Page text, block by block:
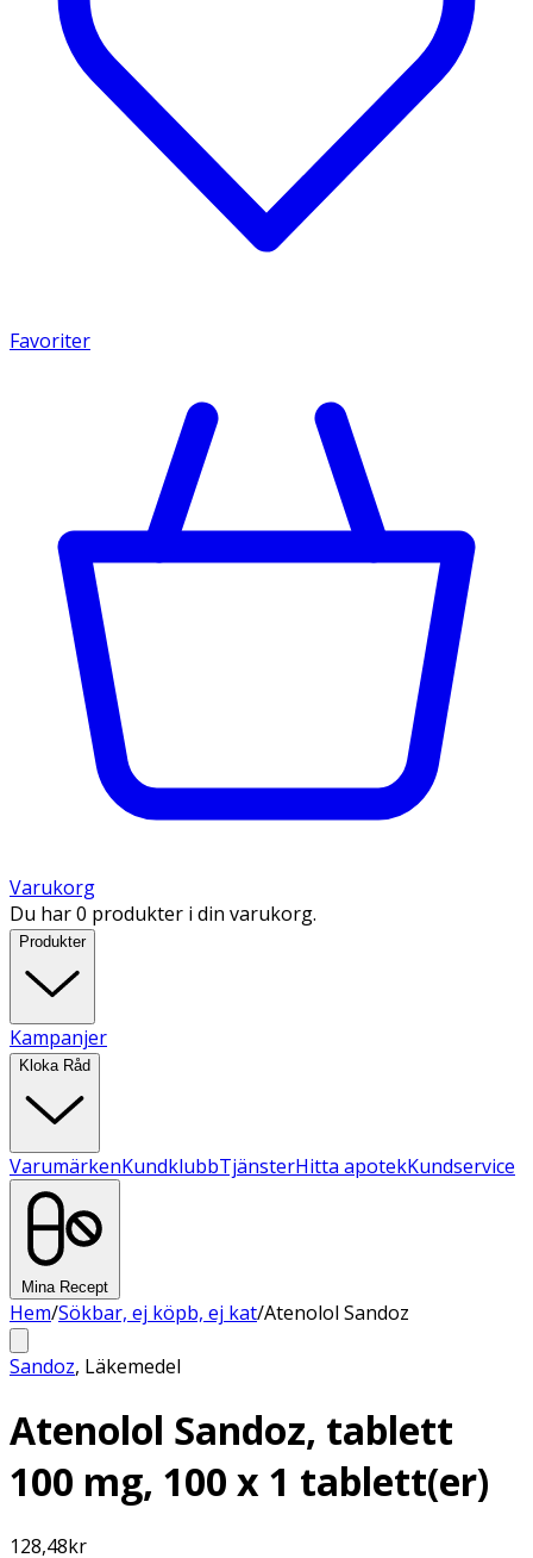
Favoriter
Varukorg
Du har 0 produkter i din varukorg.
Produkter
Kampanjer
Kloka Råd
VarumärkenKundklubbTjänsterHitta apotekKundservice
Mina Recept
Hem/Sökbar, ej köpb, ej kat/Atenolol Sandoz
Sandoz, Läkemedel
Atenolol Sandoz, tablett
100 mg, 100 x 1 tablett(er)
128,48kr